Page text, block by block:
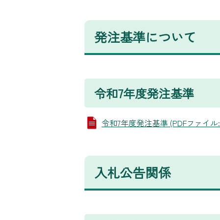
発注基準について
令和7年度発注基準
令和7年度発注基準 (PDFファイル:
入札公告関係